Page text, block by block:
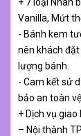
Vanilla, Mứt
- Bánh kem
nên khách
lượng bánh.
- Cam kết sử
bảo an toàn
+ Dịch vụ
– Nội thành